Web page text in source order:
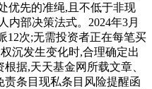
优先的准绳,且不低于非现
部决策法式。2024年3月
12次;无需投资者正在每笔买
沉发生变化时,合理确定出
据,天天基金网所载文章、
条目现私条目风险提醒函